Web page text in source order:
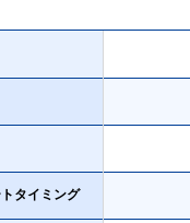
タイミング